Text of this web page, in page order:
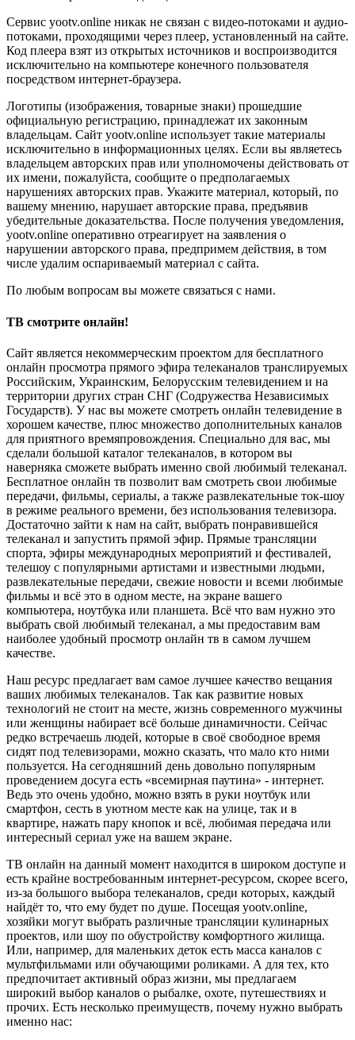
Сервис yootv.online никак не связан с видео-потоками и аудио-
потоками, проходящими через плеер, установленный на сайте.
Код плеера взят из открытых источников и воспроизводится
исключительно на компьютере конечного пользователя
посредством интернет-браузера.
Логотипы (изображения, товарные знаки) прошедшие
официальную регистрацию, принадлежат их законным
владельцам. Сайт yootv.online использует такие материалы
исключительно в информационных целях. Если вы являетесь
владельцем авторских прав или уполномочены действовать от
их имени, пожалуйста, сообщите о предполагаемых
нарушениях авторских прав. Укажите материал, который, по
вашему мнению, нарушает авторские права, предъявив
убедительные доказательства. После получения уведомления,
yootv.online оперативно отреагирует на заявления о
нарушении авторского права, предпримем действия, в том
числе удалим оспариваемый материал с сайта.
По любым вопросам вы можете связаться с нами.
ТВ смотрите онлайн!
Сайт является некоммерческим проектом для бесплатного
онлайн просмотра прямого эфира телеканалов транслируемых
Российским, Украинским, Белорусским телевидением и на
территории других стран СНГ (Содружества Независимых
Государств). У нас вы можете смотреть онлайн телевидение в
хорошем качестве, плюс множество дополнительных каналов
для приятного времяпровождения. Специально для вас, мы
сделали большой каталог телеканалов, в котором вы
наверняка сможете выбрать именно свой любимый телеканал.
Бесплатное онлайн тв позволит вам смотреть свои любимые
передачи, фильмы, сериалы, а также развлекательные ток-шоу
в режиме реального времени, без использования телевизора.
Достаточно зайти к нам на сайт, выбрать понравившейся
телеканал и запустить прямой эфир. Прямые трансляции
спорта, эфиры международных мероприятий и фестивалей,
телешоу с популярными артистами и известными людьми,
развлекательные передачи, свежие новости и всеми любимые
фильмы и всё это в одном месте, на экране вашего
компьютера, ноутбука или планшета. Всё что вам нужно это
выбрать свой любимый телеканал, а мы предоставим вам
наиболее удобный просмотр онлайн тв в самом лучшем
качестве.
Наш ресурс предлагает вам самое лучшее качество вещания
ваших любимых телеканалов. Так как развитие новых
технологий не стоит на месте, жизнь современного мужчины
или женщины набирает всё больше динамичности. Сейчас
редко встречаешь людей, которые в своё свободное время
сидят под телевизорами, можно сказать, что мало кто ними
пользуется. На сегодняшний день довольно популярным
проведением досуга есть «всемирная паутина» - интернет.
Ведь это очень удобно, можно взять в руки ноутбук или
смартфон, сесть в уютном месте как на улице, так и в
квартире, нажать пару кнопок и всё, любимая передача или
интересный сериал уже на вашем экране.
ТВ онлайн на данный момент находится в широком доступе и
есть крайне востребованным интернет-ресурсом, скорее всего,
из-за большого выбора телеканалов, среди которых, каждый
найдёт то, что ему будет по душе. Посещая yootv.online,
хозяйки могут выбрать различные трансляции кулинарных
проектов, или шоу по обустройству комфортного жилища.
Или, например, для маленьких деток есть масса каналов с
мультфильмами или обучающими роликами. А для тех, кто
предпочитает активный образ жизни, мы предлагаем
широкий выбор каналов о рыбалке, охоте, путешествиях и
прочих. Есть несколько преимуществ, почему нужно выбрать
именно нас: